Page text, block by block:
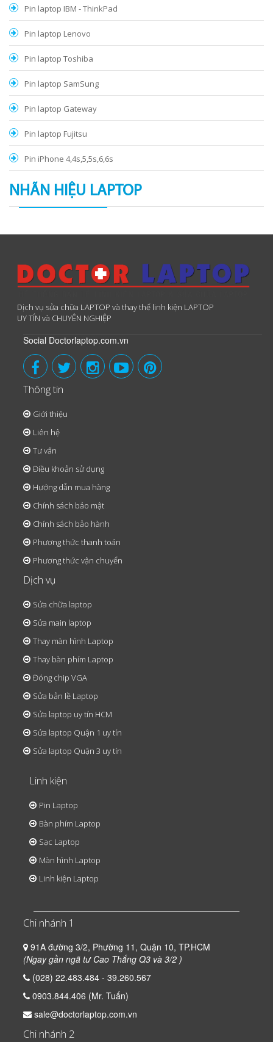
Pin laptop IBM - ThinkPad
Pin laptop Lenovo
Pin laptop Toshiba
Pin laptop SamSung
Pin laptop Gateway
Pin laptop Fujitsu
Pin iPhone 4,4s,5,5s,6,6s
NHÃN HIỆU LAPTOP
Dịch vụ sửa chữa LAPTOP và thay thế linh kiện LAPTOP
UY TÍN và CHUYÊN NGHIỆP
Social Doctorlaptop.com.vn
Thông tin
Giới thiệu
Liên hệ
Tư vấn
Điều khoản sử dụng
Hướng dẫn mua hàng
Chính sách bảo mật
Chính sách bảo hành
Phương thức thanh toán
Phương thức vận chuyển
Dịch vụ
Sửa chữa laptop
Sửa main laptop
Thay màn hình Laptop
Thay bàn phím Laptop
Đóng chip VGA
Sửa bản lề Laptop
Sửa laptop uy tín HCM
Sửa laptop Quận 1 uy tín
Sửa laptop Quận 3 uy tín
Linh kiện
Pin Laptop
Bàn phím Laptop
Sạc Laptop
Màn hình Laptop
Linh kiện Laptop
Chi nhánh 1
91A đường 3/2, Phường 11, Quận 10, TP.HCM
(Ngay gần ngã tư Cao Thắng Q3 và 3/2 )
(028) 22.483.484 - 39.260.567
0903.844.406 (Mr. Tuấn)
sale@doctorlaptop.com.vn
Chi nhánh 2